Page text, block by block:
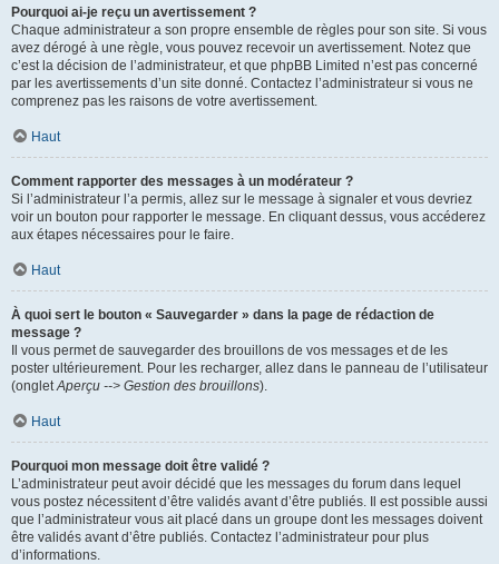
Pourquoi ai-je reçu un avertissement ?
Chaque administrateur a son propre ensemble de règles pour son site. Si vous
avez dérogé à une règle, vous pouvez recevoir un avertissement. Notez que
c’est la décision de l’administrateur, et que phpBB Limited n’est pas concerné
par les avertissements d’un site donné. Contactez l’administrateur si vous ne
comprenez pas les raisons de votre avertissement.
Haut
Comment rapporter des messages à un modérateur ?
Si l’administrateur l’a permis, allez sur le message à signaler et vous devriez
voir un bouton pour rapporter le message. En cliquant dessus, vous accéderez
aux étapes nécessaires pour le faire.
Haut
À quoi sert le bouton « Sauvegarder » dans la page de rédaction de
message ?
Il vous permet de sauvegarder des brouillons de vos messages et de les
poster ultérieurement. Pour les recharger, allez dans le panneau de l’utilisateur
(ongletAperçu --> Gestion des brouillons).
Haut
Pourquoi mon message doit être validé ?
L’administrateur peut avoir décidé que les messages du forum dans lequel
vous postez nécessitent d’être validés avant d’être publiés. Il est possible aussi
que l’administrateur vous ait placé dans un groupe dont les messages doivent
être validés avant d’être publiés. Contactez l’administrateur pour plus
d’informations.